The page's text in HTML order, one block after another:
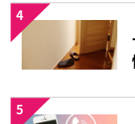
4
5